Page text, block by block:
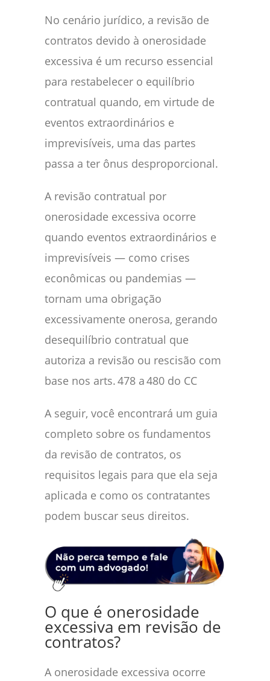
No cenário jurídico, a revisão de
contratos devido à onerosidade
excessiva é um recurso essencial
para restabelecer o equilíbrio
contratual quando, em virtude de
eventos extraordinários e
imprevisíveis, uma das partes
passa a ter ônus desproporcional.
A revisão contratual por
onerosidade excessiva ocorre
quando eventos extraordinários e
imprevisíveis — como crises
econômicas ou pandemias —
tornam uma obrigação
excessivamente onerosa, gerando
desequilíbrio contratual que
autoriza a revisão ou rescisão com
base nos arts. 478 a 480 do CC
A seguir, você encontrará um guia
completo sobre os fundamentos
da revisão de contratos, os
requisitos legais para que ela seja
aplicada e como os contratantes
podem buscar seus direitos.
O que é onerosidade
excessiva em revisão de
contratos?
A onerosidade excessiva ocorre